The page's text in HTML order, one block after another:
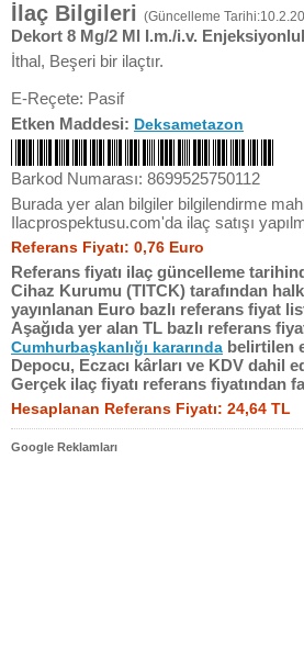
İlaç Bilgileri (Güncelleme
Dekort 8 Mg/2 Ml I.m./i.v.
İthal, Beşeri bir ilaçtır.
E-Reçete: Pasif
Etken Maddesi: Deksametazon
Barkod Numarası: 8699525750112
Burada yer alan bilgiler bilgilendirme
Ilacprospektusu.com'da ilaç satışı
Referans Fiyatı: 0,76 Euro
Referans fiyatı ilaç güncelleme
Cihaz Kurumu (TITCK) tarafından
yayınlanan Euro bazlı referans fiyat
Aşağıda yer alan TL bazlı referans
Cumhurbaşkanlığı kararında belirtilen
Depocu, Eczacı kârları ve KDV dahil
Gerçek ilaç fiyatı referans fiyatından
Hesaplanan Referans Fiyatı: 24,64 TL
Google Reklamları